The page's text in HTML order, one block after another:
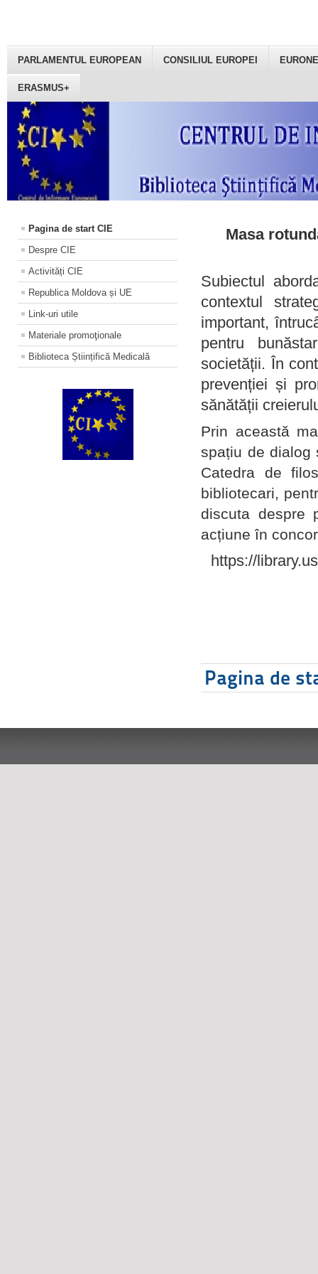
PARLAMENTUL EUROPEAN CONSILIUL EUROPEI
ERASMUS+
Pagina de start CIE
Despre CIE
Activități CIE
Republica Moldova și UE
Link-uri utile
Materiale promoţionale
Biblioteca Științifică Medicală
Masa
Subiectul
contextul
important,
pentru
societății. În
prevenției și
sănătății
Prin această
spațiu de dialog
Catedra de
bibliotecari,
discuta despre
acțiune în
https://
Pagina de